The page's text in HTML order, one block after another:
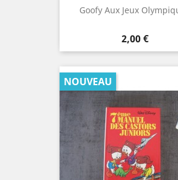
Goofy Aux Jeux
Prix
2,00 €
NOUVEAU